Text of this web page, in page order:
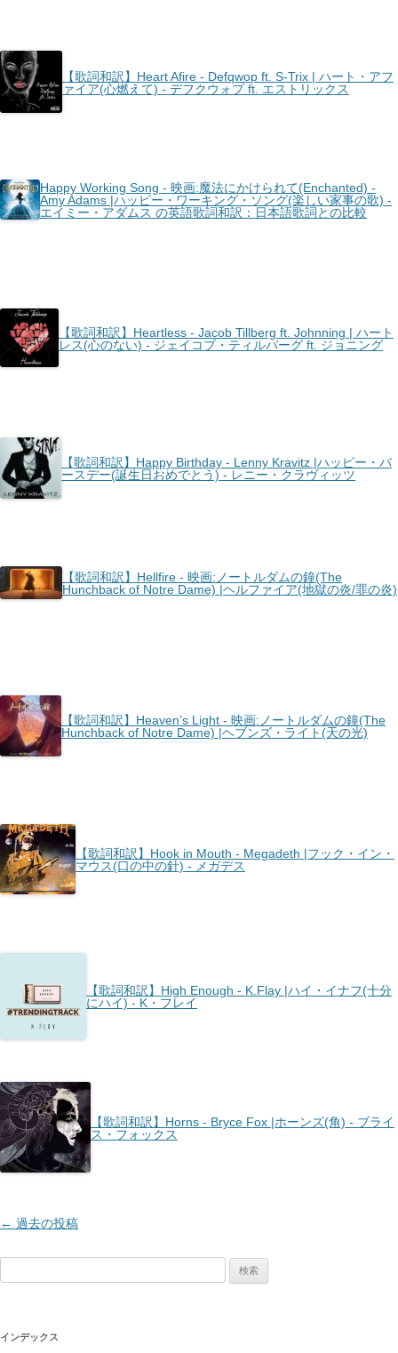
【歌詞和訳】Heart Afire - Defqwop ft. S-Trix | ハート・アフ
ァイア(心燃えて) - デフクウォプ ft. エストリックス
Happy Working Song - 映画:魔法にかけられて(Enchanted) -
Amy Adams |ハッピー・ワーキング・ソング(楽しい家事の歌) -
エイミー・アダムス の英語歌詞和訳：日本語歌詞との比較
【歌詞和訳】Heartless - Jacob Tillberg ft. Johnning | ハート
レス(心のない) - ジェイコブ・ティルバーグ ft. ジョニング
【歌詞和訳】Happy Birthday - Lenny Kravitz |ハッピー・バ
ースデー(誕生日おめでとう) - レニー・クラヴィッツ
【歌詞和訳】Hellfire - 映画:ノートルダムの鐘(The
Hunchback of Notre Dame) |ヘルファイア(地獄の炎/罪の炎)
【歌詞和訳】Heaven’s Light - 映画:ノートルダムの鐘(The
Hunchback of Notre Dame) |ヘブンズ・ライト(天の光)
【歌詞和訳】Hook in Mouth - Megadeth |フック・イン・
マウス(口の中の針) - メガデス
【歌詞和訳】High Enough - K.Flay |ハイ・イナフ(十分
にハイ) - K・フレイ
【歌詞和訳】Horns - Bryce Fox |ホーンズ(角) - ブライ
ス・フォックス
投
← 過去の投稿
インデックス